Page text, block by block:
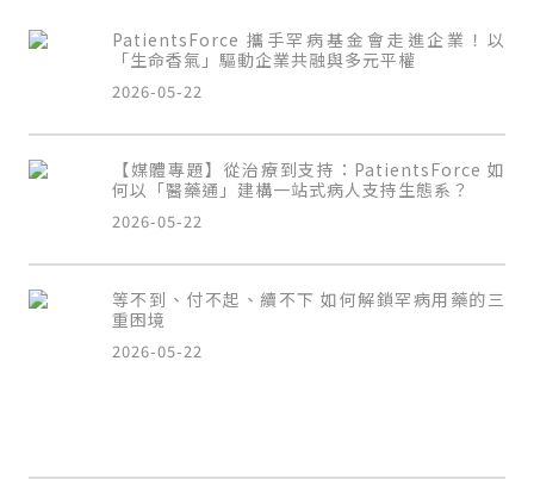
PatientsForce 攜手罕病基金會走進企業！以
「生命香氣」驅動企業共融與多元平權
2026-05-22
【媒體專題】從治療到支持：PatientsForce 如
何以「醫藥通」建構一站式病人支持生態系？
2026-05-22
等不到、付不起、續不下 如何解鎖罕病用藥的三
重困境
2026-05-22